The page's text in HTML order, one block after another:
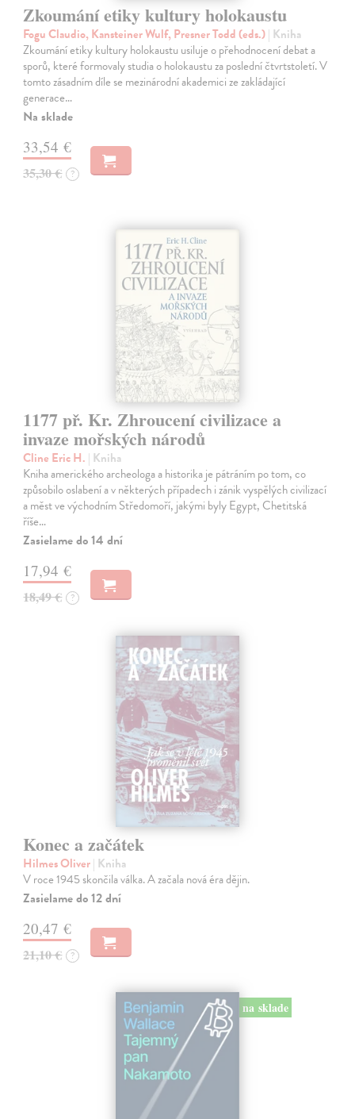
Zkoumání etiky kultury holokaustu
Fogu Claudio, Kansteiner Wulf, Presner Todd (eds.)| Kniha
Zkoumání etiky kultury holokaustu usiluje o přehodnocení debat a
sporů, které formovaly studia o holokaustu za poslední čtvrtstoletí. V
tomto zásadním díle se mezinárodní akademici ze zakládající
generace…
Na sklade
33,54 €
35,30 € ?
1177 př. Kr. Zhroucení civilizace a
invaze mořských národů
Cline Eric H. | Kniha
Kniha amerického archeologa a historika je pátráním po tom, co
způsobilo oslabení a v některých případech i zánik vyspělých civilizací
a měst ve východním Středomoří, jakými byly Egypt, Chetitská
říše…
Zasielame do 14 dní
17,94 €
18,49 € ?
Konec a začátek
Hilmes Oliver| Kniha
V roce 1945 skončila válka. A začala nová éra dějin.
Zasielame do 12 dní
20,47 €
21,10 € ?
na sklade